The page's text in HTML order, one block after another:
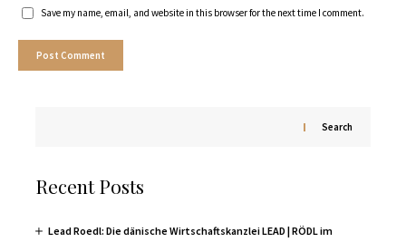
Save my name, email, and website in this browser for the next time I comment.
Search
Recent Posts
Lead Roedl: Die dänische Wirtschaftskanzlei LEAD | RÖDL im